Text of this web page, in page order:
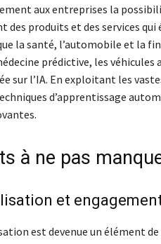
aux entreprises la
des produits et des services
la santé, l’automobile et la
prédictive, les
sur l’IA. En exploitant les
d’apprentissage
à ne pas
et
est devenue un élément